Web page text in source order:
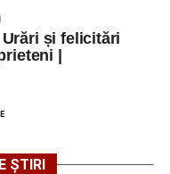
Urări și felicitări
|
ȘTIRI